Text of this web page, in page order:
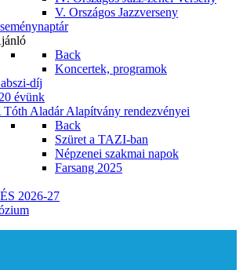
V. Országos Jazzverseny
Back
Koncertek, programok
díj
évünk
Tóth Aladár Alapítvány rendezvényei
Back
Szüret a TAZI-ban
Népzenei szakmai napok
Farsang 2025
2026-27